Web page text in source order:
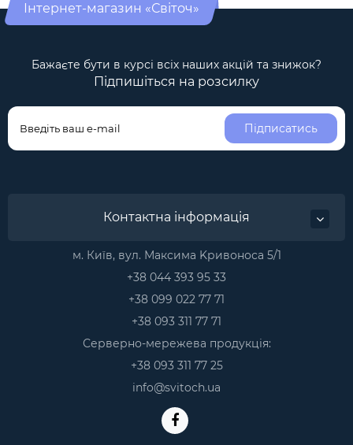
Інтернет-магазин «Світоч»
Бажаєте бути в курсі всіх наших акцій та знижок?
Підпишіться на розсилку
Підписатись
Контактна інформація
м. Київ, вул. Максима Kривоноса 5/1
+38 044 393 95 33
+38 099 022 77 71
+38 093 311 77 71
Серверно-мережева продукція:
+38 093 311 77 25
info@svitoch.ua